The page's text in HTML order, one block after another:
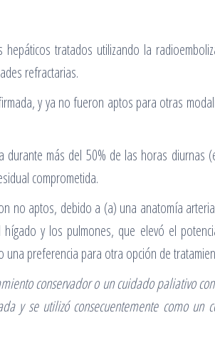
tratados utilizando la
refractarias.
y ya no fueron aptos para otras
durante más del 50% de las horas diurnas
comprometida.
no aptos, debido a (a) una anatomía
y los pulmones, que elevó el
una preferencia para otra opción de
conservador o un cuidado paliativo
y se utilizó consecuentemente como un